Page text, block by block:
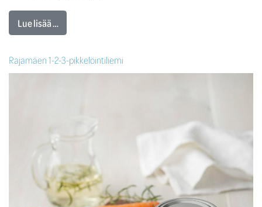
Lue lisää …
Rajamäen 1-2-3-pikkelöintiliemi